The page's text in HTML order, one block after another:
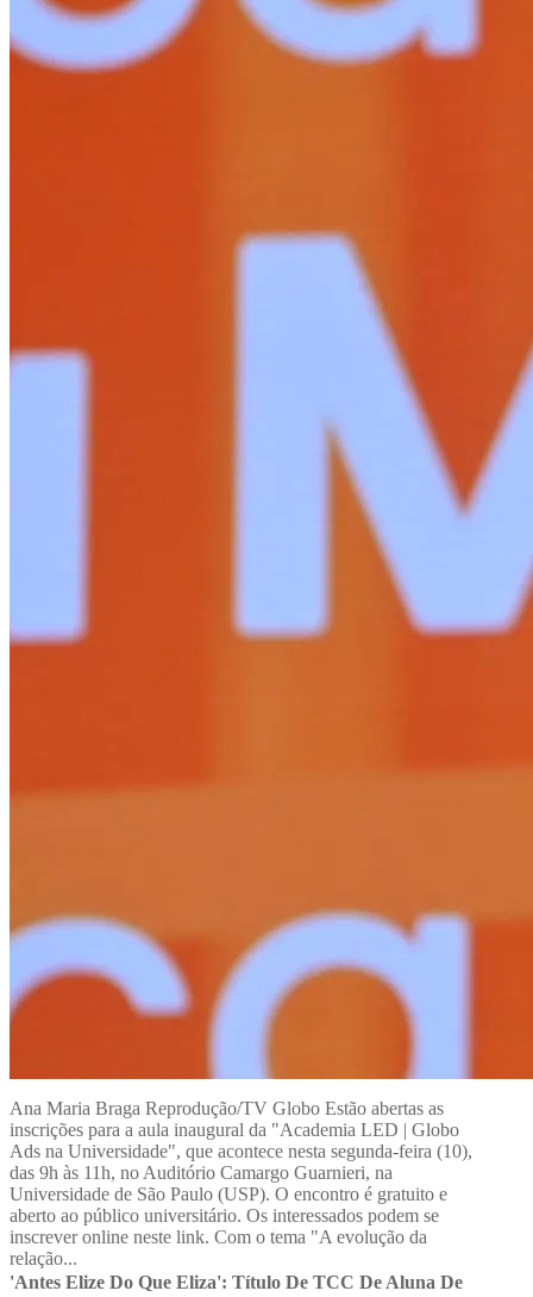
Ana Maria Braga Reprodução/TV Globo Estão abertas as
inscrições para a aula inaugural da "Academia LED | Globo
Ads na Universidade", que acontece nesta segunda-feira (10),
das 9h às 11h, no Auditório Camargo Guarnieri, na
Universidade de São Paulo (USP). O encontro é gratuito e
aberto ao público universitário. Os interessados podem se
inscrever online neste link. Com o tema "A evolução da
relação...
'Antes Elize Do Que Eliza': Título De TCC De Aluna De